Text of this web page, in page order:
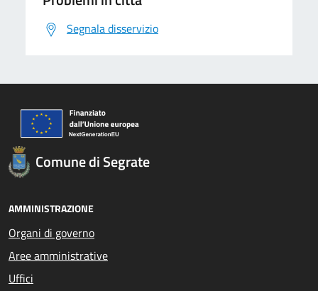
Segnala disservizio
Comune di Segrate
AMMINISTRAZIONE
Organi di governo
Aree amministrative
Uffici